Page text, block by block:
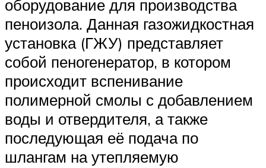
оборудование для производства
пеноизола. Данная газожидкостная
установка (ГЖУ) представляет
собой пеногенератор, в котором
происходит вспенивание
полимерной смолы с добавлением
воды и отвердителя, а также
последующая её подача по
шлангам на утепляемую